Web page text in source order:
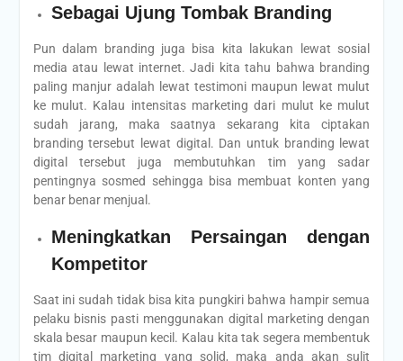
Sebagai Ujung Tombak Branding
Pun dalam branding juga bisa kita lakukan lewat sosial
media atau lewat internet. Jadi kita tahu bahwa branding
paling manjur adalah lewat testimoni maupun lewat mulut
ke mulut. Kalau intensitas marketing dari mulut ke mulut
sudah jarang, maka saatnya sekarang kita ciptakan
branding tersebut lewat digital. Dan untuk branding lewat
digital tersebut juga membutuhkan tim yang sadar
pentingnya sosmed sehingga bisa membuat konten yang
benar benar menjual.
Meningkatkan Persaingan dengan
Kompetitor
Saat ini sudah tidak bisa kita pungkiri bahwa hampir semua
pelaku bisnis pasti menggunakan digital marketing dengan
skala besar maupun kecil. Kalau kita tak segera membentuk
tim digital marketing yang solid, maka anda akan sulit